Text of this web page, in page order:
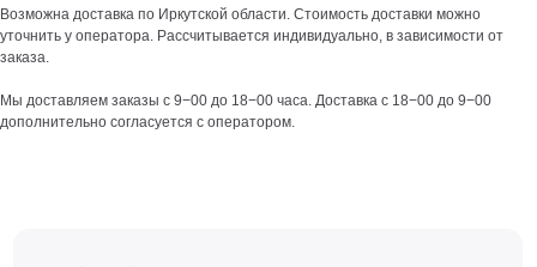
Возможна доставка по Иркутской области. Стоимость доставки можно
уточнить у оператора. Рассчитывается индивидуально, в зависимости от
заказа.
Мы доставляем заказы с 9−00 до 18−00 часа. Доставка с 18−00 до 9−00
дополнительно согласуется с оператором.